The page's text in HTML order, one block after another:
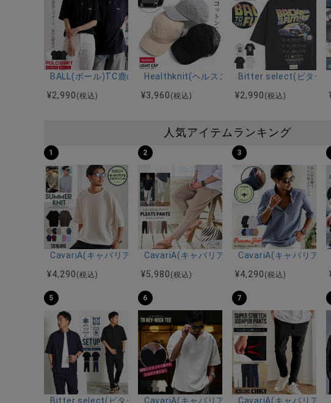
BALL(ボール)TC鹿の子ワッペン付きポロシャツ/全4色【メール便対
¥2,990 (税込)
Healthknit(ヘルスニット)Lightキャップ/全3
¥3,960 (税込)
Bitter select(ビターセ
¥2,990 (税込)
人気アイテムランキング
1
CavariA(キャバリア)12Gミラノリブクルーネックドルマンハーフス
¥4,290 (税込)
2
CavariA(キャバリア)プリーツ加工イージーロ
¥5,980 (税込)
3
CavariA(キャバリア)
¥4,290 (税込)
5
Bitter select(ビターセレクト)接触冷感スーパーストレッチバンドカ
6
CavariA(キャバリア)キーネック半袖Tシャツ
7
CavariA(キャバリア)